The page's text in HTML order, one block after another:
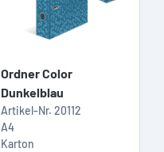
Ordner Color
Dunkelblau
Artikel-Nr. 20112
A4
Karton